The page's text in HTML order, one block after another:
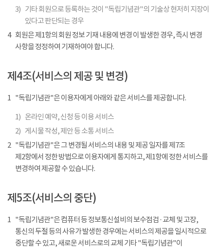
3) 기타 회원으로 등록하는 것이 "독립기념관"의 기술상 현저히 지장이
있다고 판단되는 경우
4
회원은 제1항의 회원 정보 기재 내용에 변경 이 발생한 경우, 즉시 변경
사항을 정정하여 기재하여야 합니다.
제4조(서비스의 제공 및 변경)
1 "독립기념관"은 이용자에게 아래와 같은 서비스를 제공합니다.
1) 온라인 예약, 신청 등 이용 서비스
2) 게시물 작성, 제안 등 소통 서비스
2 "독립기념관"은 그 변경될 서비스의 내용 및 제공 일자를 제7조
제2항에서 정한 방법으로 이용자에게 통지하고, 제1항에 정한 서비스를
변경하여 제공할 수 있습니다.
제5조(서비스의 중단)
1 "독립기념관"은 컴퓨터 등 정보통신설비의 보수점검 · 교체 및 고장,
통신의 두절 등의 사유가 발생한 경우에는 서비스의 제공을 일시적으로
중단할 수 있고, 새로운 서비스로의 교체 기타 "독립기념관"이